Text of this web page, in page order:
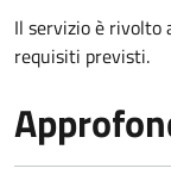
Il servizio è rivolto
requisiti previsti.